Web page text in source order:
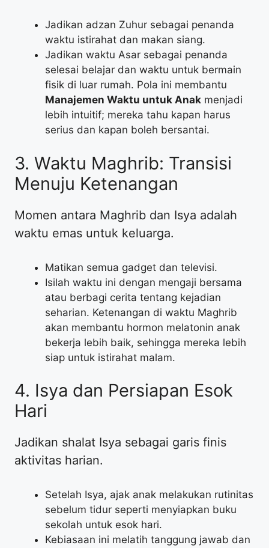
​Jadikan adzan Zuhur sebagai penanda
waktu istirahat dan makan siang.
​Jadikan waktu Asar sebagai penanda
selesai belajar dan waktu untuk bermain
fisik di luar rumah. Pola ini membantu
Manajemen Waktu untuk Anak menjadi
lebih intuitif; mereka tahu kapan harus
serius dan kapan boleh bersantai.
​3. Waktu Maghrib: Transisi
Menuju Ketenangan
​Momen antara Maghrib dan Isya adalah
waktu emas untuk keluarga.
​Matikan semua gadget dan televisi.
​Isilah waktu ini dengan mengaji bersama
atau berbagi cerita tentang kejadian
seharian. Ketenangan di waktu Maghrib
akan membantu hormon melatonin anak
bekerja lebih baik, sehingga mereka lebih
siap untuk istirahat malam.
​4. Isya dan Persiapan Esok
Hari
​Jadikan shalat Isya sebagai garis finis
aktivitas harian.
​Setelah Isya, ajak anak melakukan rutinitas
sebelum tidur seperti menyiapkan buku
sekolah untuk esok hari.
​Kebiasaan ini melatih tanggung jawab dan